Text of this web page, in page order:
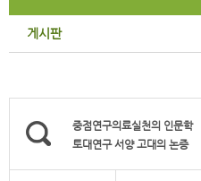
게시판
중점연구의료실천의 인문학
토대연구 서양 고대의 논증